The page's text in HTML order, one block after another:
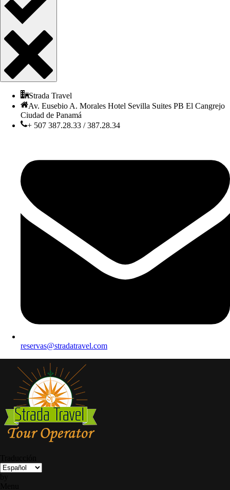
Strada Travel
Av. Eusebio A. Morales Hotel Sevilla Suites PB El Cangrejo
Ciudad de Panamá
+ 507 387.28.33 / 387.28.34
reservas@stradatravel.com